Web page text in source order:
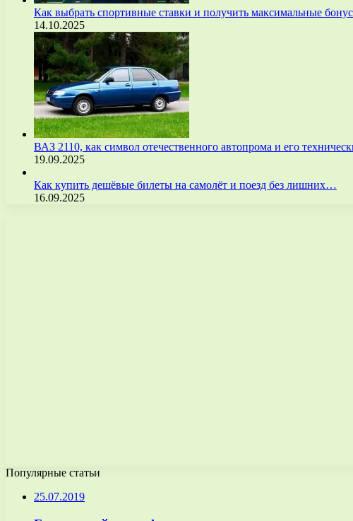
Как выбрать спортивные ставки и получить максимальные
14.10.2025
ВАЗ 2110, как символ отечественного автопрома и его
19.09.2025
Как купить дешёвые билеты на самолёт и поезд без лишних…
16.09.2025
Популярные статьи
25.07.2019